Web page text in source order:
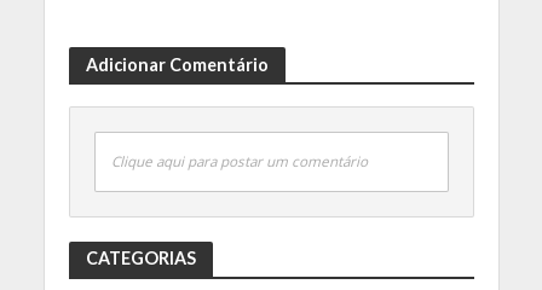
Adicionar Comentário
Clique aqui para postar um comentário
CATEGORIAS